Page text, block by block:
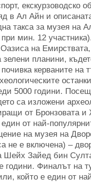
екскурзоводско
в Ал Айн и
такса за музея на
при мин. 12
Оазиса на
зелени планини,
керваните на
5000 години.
са изложени
от Бронзовата и
от най-
на музея на
не е включена) –
Шейх Зайед бин
години. Финалът на
който е един от